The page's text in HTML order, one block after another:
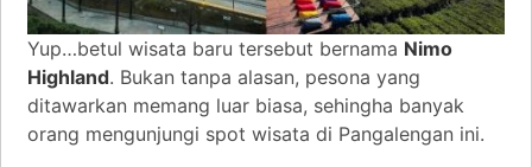
Yup…betul wisata baru tersebut bernama Nimo
Highland. Bukan tanpa alasan, pesona yang
ditawarkan memang luar biasa, sehingha banyak
orang mengunjungi spot wisata di Pangalengan ini.